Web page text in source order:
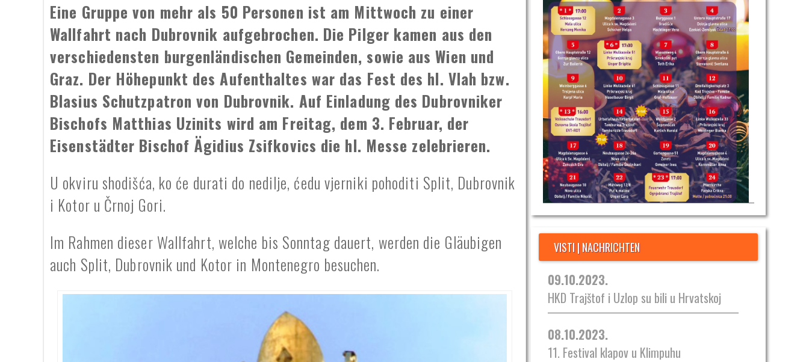
Eine Gruppe von mehr als 50 Personen ist am Mittwoch zu einer
Wallfahrt nach Dubrovnik aufgebrochen. Die Pilger kamen aus den
verschiedensten burgenländischen Gemeinden, sowie aus Wien und
Graz. Der Höhepunkt des Aufenthaltes war das Fest des hl. Vlah bzw.
Blasius Schutzpatron von Dubrovnik. Auf Einladung des Dubrovniker
Bischofs Matthias Uzinits wird am Freitag, dem 3. Februar, der
Eisenstädter Bischof Ägidius Zsifkovics die hl. Messe zelebrieren.
U okviru shodišća, ko će durati do nedilje, ćedu vjerniki pohoditi Split, Dubrovnik
i Kotor u Črnoj Gori.
Im Rahmen dieser Wallfahrt, welche bis Sonntag dauert, werden die Gläubigen
auch Split, Dubrovnik und Kotor in Montenegro besuchen.
VISTI | NACHRICHTEN
09.10.2023.
HKD Trajštof i Uzlop su bili u Hrvatskoj
08.10.2023.
11. Festival klapov u Klimpuhu